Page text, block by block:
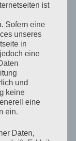
Frankfurt,
Frankfurt,
ist
Sofern eine
unseres
in
eine
und
keine
eine
ein.
Daten,